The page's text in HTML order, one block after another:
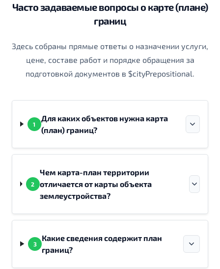
Часто задаваемые вопросы о карте (плане)
границ
Здесь собраны прямые ответы о назначении услуги,
цене, составе работ и порядке обращения за
подготовкой документов в $cityPrepositional.
1
Для каких объектов нужна карта
(план) границ?
2
Чем карта-план территории
отличается от карты объекта
землеустройства?
3
Какие сведения содержит план
границ?